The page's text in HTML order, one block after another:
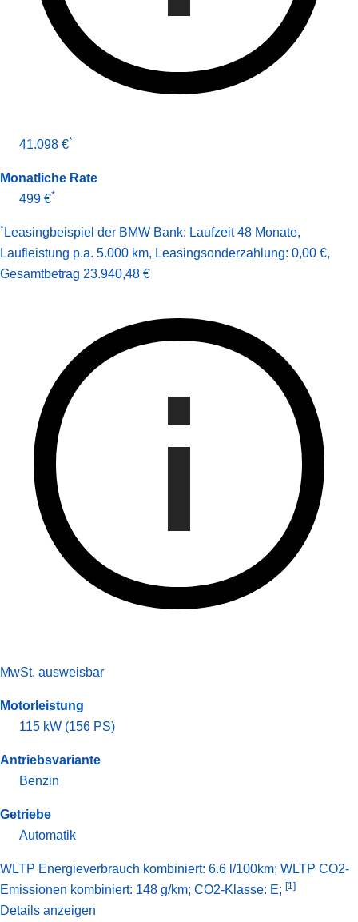
41.098 €*
Monatliche Rate
499 €*
* Leasingbeispiel der BMW Bank: Laufzeit 48 Monate,
Laufleistung p.a. 5.000 km, Leasingsonderzahlung: 0,00 €,
Gesamt­betrag 23.940,48 €
MwSt. ausweisbar
Motorleistung
115 kW (156 PS)
Antriebsvariante
Benzin
Getriebe
Automatik
WLTP Energieverbrauch kombiniert: 6.6 l/100km; WLTP CO2-
Emissionen kombiniert: 148 g/km; CO2-Klasse: E; [1]
Details anzeigen